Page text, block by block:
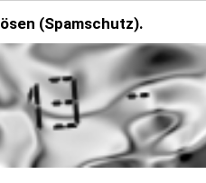
(Spamschutz).